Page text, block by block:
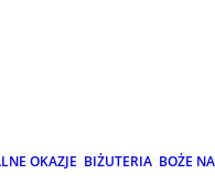
OKAZJE BIŻUTERIA BOŻE